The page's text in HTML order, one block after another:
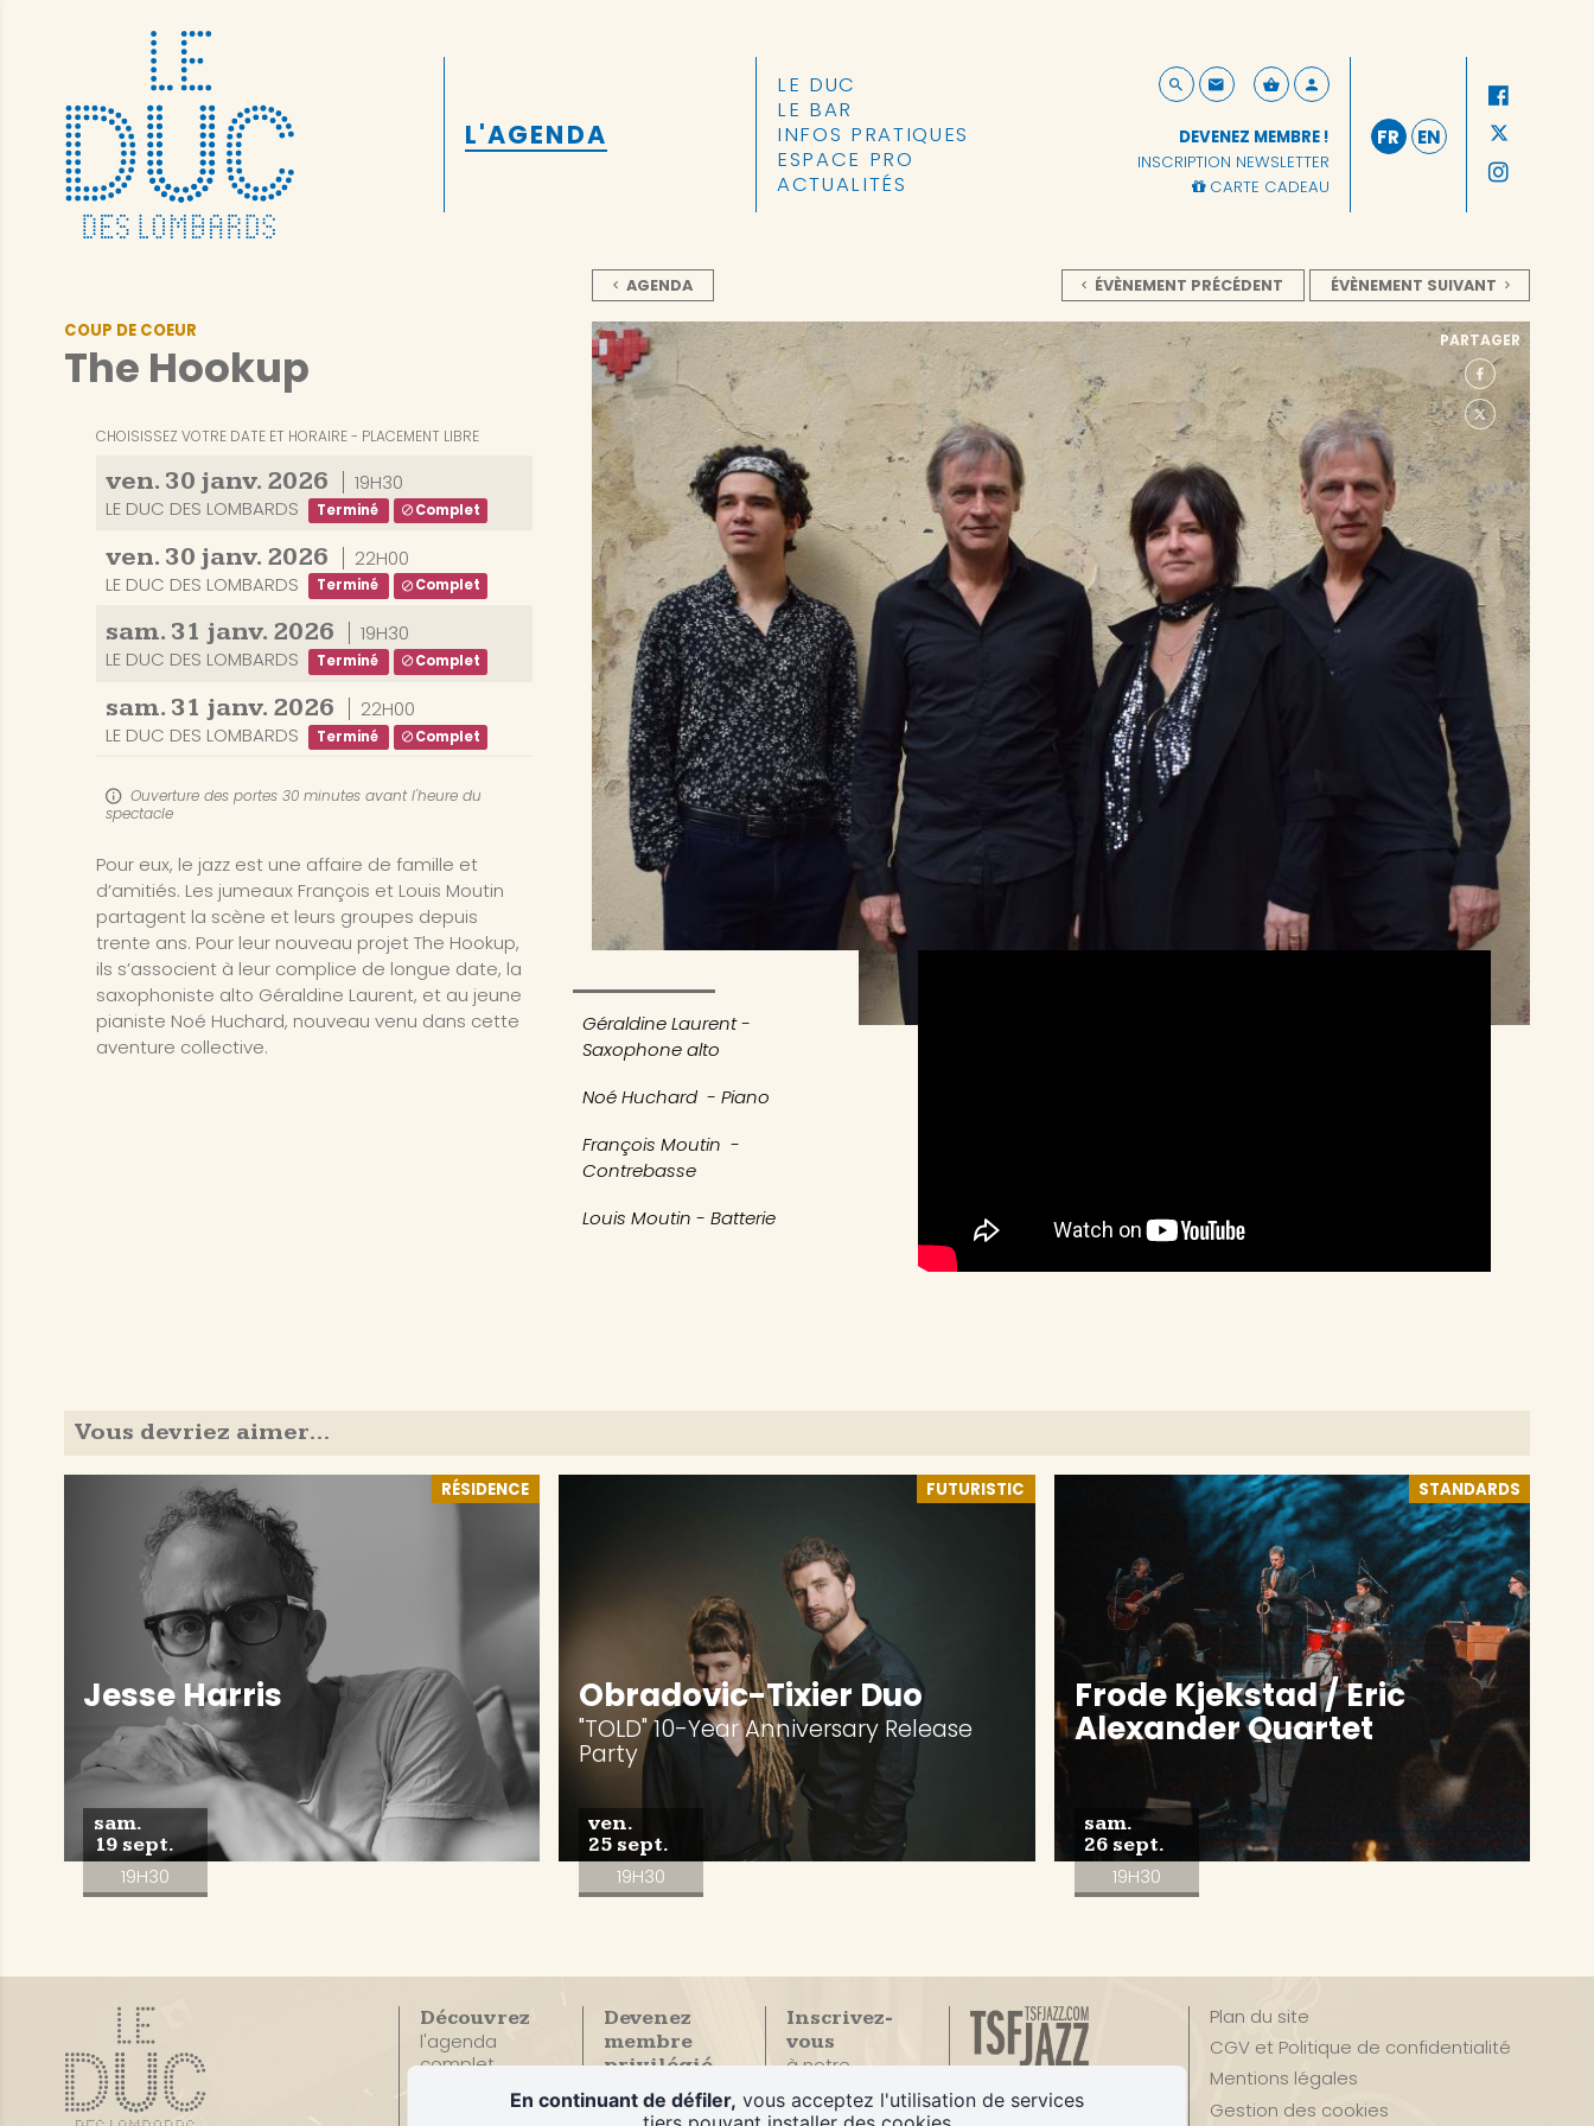
L'AGENDA
LE DUC
LE BAR
INFOS PRATIQUES
ESPACE PRO
ACTUALITÉS
DEVENEZ MEMBRE !
INSCRIPTION NEWSLETTER
CARTE CADEAU
FR EN
AGENDA ÉVÈNEMENT PRÉCÉDENT ÉVÈNEMENT SUIVANT
COUP DE COEUR
The Hookup
CHOISISSEZ VOTRE DATE ET HORAIRE PLACEMENT LIBRE
ven. 30 janv. 2026
19H30
LE DUC DES LOMBARDS
Terminé Complet
ven. 30 janv. 2026
22H00
LE DUC DES LOMBARDS
Terminé Complet
sam. 31 janv. 2026
19H30
LE DUC DES LOMBARDS
Terminé Complet
sam. 31 janv. 2026
22H00
LE DUC DES LOMBARDS
Terminé Complet
Ouverture des portes 30 minutes avant l'heure du
spectacle
Pour eux, le jazz est une affaire de famille et
d’amitiés. Les jumeaux François et Louis Moutin
partagent la scène et leurs groupes depuis
trente ans. Pour leur nouveau projet The Hookup,
ils s’associent à leur complice de longue date, la
saxophoniste alto Géraldine Laurent, et au jeune
pianiste Noé Huchard, nouveau venu dans cette
aventure collective.
PARTAGER
Géraldine Laurent -
Saxophone alto
Noé Huchard - Piano
François Moutin -
Contrebasse
Louis Moutin - Batterie
Vous devriez aimer…
RÉSIDENCE
Jesse Harris
sam.
19 sept.
19H30
FUTURISTIC
Obradovic-Tixier Duo
"TOLD" 10-Year Anniversary Release
Party
ven.
25 sept.
19H30
STANDARDS
Frode Kjekstad / Eric
Alexander Quartet
sam.
26 sept.
19H30
Découvrez
l'agenda
complet
Devenez
membre
privilégié
du Duc des
Lombards
Inscrivez-
vous
à notre
radio
Plan du site
CGV et Politique de confidentialité
Mentions légales
Gestion des cookies
En continuant de défiler, vous acceptez l'utilisation de services